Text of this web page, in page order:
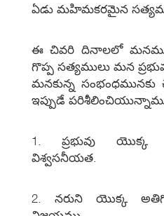
ఏడు మహిమకరమైన
ఈ చివరి దినాలలో మనము
గొప్ప సత్యములు మన
మనకున్న
ఇప్పుడే
1. ప్రభువు యొక్క
విశ్వసనీయత.
2. నరుని యొక్క